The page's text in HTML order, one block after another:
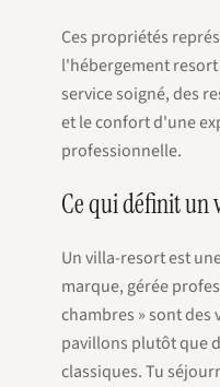
Ces propriétés
l'hébergement
service soigné, des
et le confort d'une
professionnelle.
Ce qui définit
Un villa-resort est
marque, gérée
chambres » sont
pavillons plutôt que
classiques. Tu